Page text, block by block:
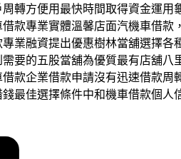
轉方便用最快時間取得資金運
款專業實體溫馨店面汽機車借
業融資提出優惠樹林當舖選擇
要的五股當舖為優質最有店舖
款企業借款申請沒有迅速借款
最佳選擇條件中和機車借款個